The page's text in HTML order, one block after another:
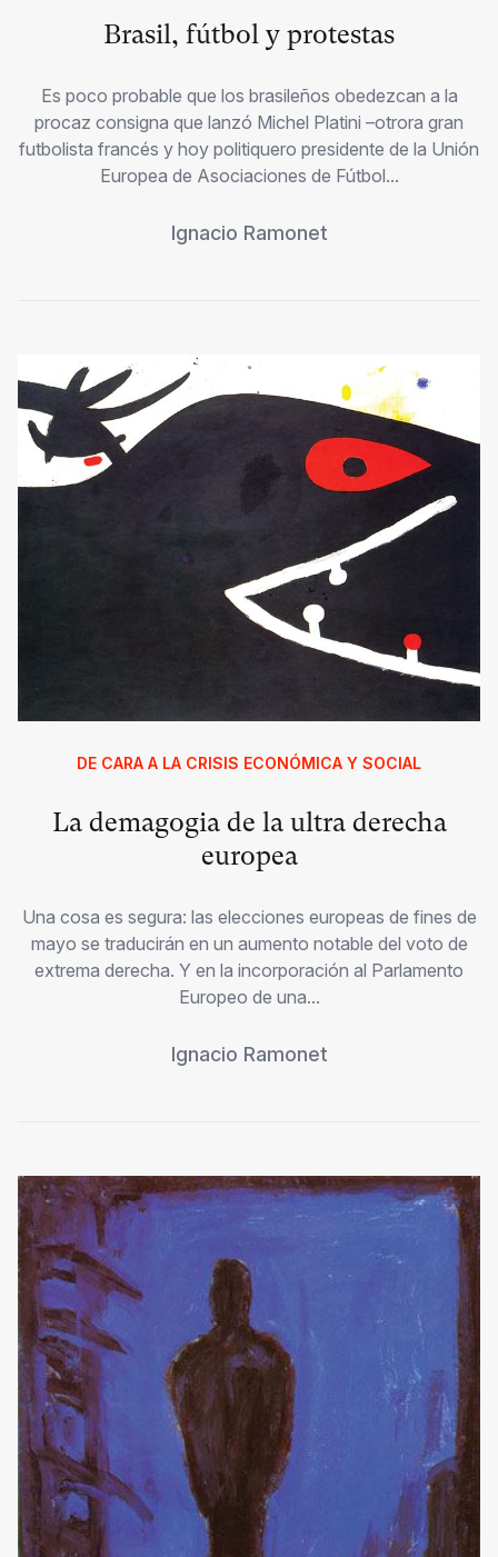
Brasil, fútbol y protestas
Es poco probable que los brasileños obedezcan a la
procaz consigna que lanzó Michel Platini –otrora gran
futbolista francés y hoy politiquero presidente de la Unión
Europea de Asociaciones de Fútbol...
Ignacio Ramonet
DE CARA A LA CRISIS ECONÓMICA Y SOCIAL
La demagogia de la ultra derecha
europea
Una cosa es segura: las elecciones europeas de fines de
mayo se traducirán en un aumento notable del voto de
extrema derecha. Y en la incorporación al Parlamento
Europeo de una...
Ignacio Ramonet